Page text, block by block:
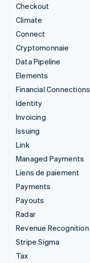
Checkout
Climate
Connect
Cryptomonnaie
Data Pipeline
Elements
Financial Connections
Identity
Invoicing
Issuing
Link
Managed Payments
Liens de paiement
Payments
Payouts
Radar
Revenue Recognition
Stripe Sigma
Tax